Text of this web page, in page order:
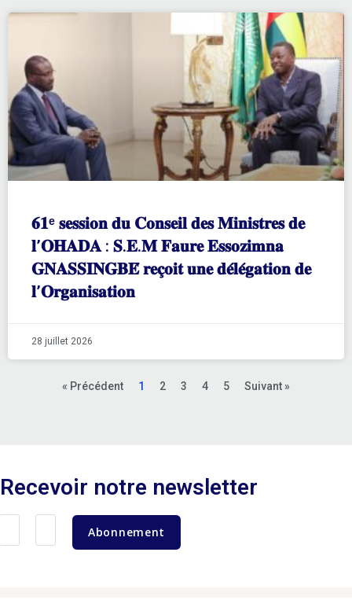
𝟔𝟏ᵉ 𝐬𝐞𝐬𝐬𝐢𝐨𝐧 𝐝𝐮 𝐂𝐨𝐧𝐬𝐞𝐢𝐥 𝐝𝐞𝐬 𝐌𝐢𝐧𝐢𝐬𝐭𝐫𝐞𝐬 𝐝𝐞
𝐥’𝐎𝐇𝐀𝐃𝐀 : 𝐒.𝐄.𝐌 𝐅𝐚𝐮𝐫𝐞 𝐄𝐬𝐬𝐨𝐳𝐢𝐦𝐧𝐚
𝐆𝐍𝐀𝐒𝐒𝐈𝐍𝐆𝐁𝐄́ 𝐫𝐞𝐜̧𝐨𝐢𝐭 𝐮𝐧𝐞 𝐝𝐞́𝐥𝐞́𝐠𝐚𝐭𝐢𝐨𝐧 𝐝𝐞
𝐥’𝐎𝐫𝐠𝐚𝐧𝐢𝐬𝐚𝐭𝐢𝐨𝐧
28 juillet 2026
« Précédent 1 2 3 4 5 Suivant »
Recevoir notre newsletter
Abonnement